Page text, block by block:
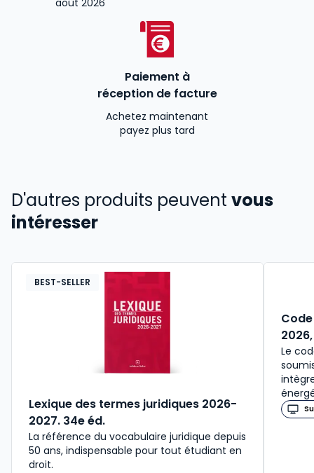
août 2026
Paiement à
réception de facture
Achetez maintenant
payez plus tard
D'autres produits peuvent vous
intéresser
BEST-SELLER
Lexique des termes juridiques 2026-
2027. 34e éd.
La référence du vocabulaire juridique depuis
50 ans, indispensable pour tout étudiant en
droit.​
Le